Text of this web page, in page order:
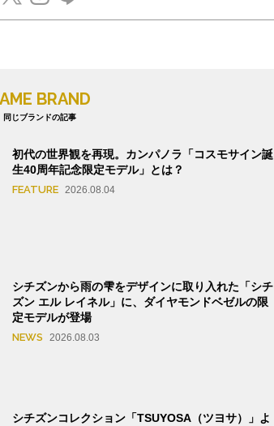
BRAND
同じブランドの記事
初代の世界観を再現。カンパノラ「コスモサイン誕
生40周年記念限定モデル」とは？
FEATURE 2026.08.04
シチズンから雨の雫をデザインに取り入れた「シチ
ズン エル レイネル」に、ダイヤモンドベゼルの限
定モデルが登場
NEWS 2026.08.03
シチズンコレクション「TSUYOSA（ツヨサ）」よ